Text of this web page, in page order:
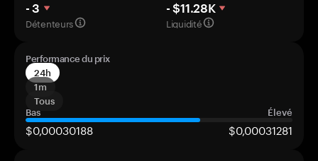
- 3
Détenteurs
- $11.28K
Liquidité
Performance du prix
24h
1m
Tous
Bas
Élevé
$0,00030188 $0,00031281